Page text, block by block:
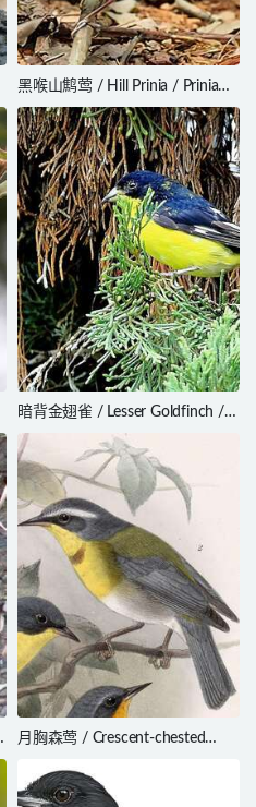
黑喉山鹪莺 / Hill Prinia / Prinia
superciliaris
暗背金翅雀 / Lesser Goldfinch /
Spinus psaltria
月胸森莺 / Crescent-chested